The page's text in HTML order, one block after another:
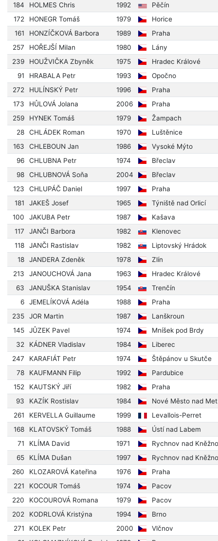
184
HOLMES Chris 1992
Pěčín
172
HONEGR Tomáš 1979
Horice
161
HONZÍČKOVÁ Barbora 1989
Praha
257
HOŘEJŠÍ Milan 1980
Lány
239
HOUŽVIČKA Zbyněk 1975
Hradec Králové
91
HRABALA Petr 1993
Opočno
272
HULÍNSKÝ Petr 1996
Praha
173
HŮLOVÁ Jolana 2006
Praha
259
HYNEK Tomáš 1979
Žampach
28
CHLÁDEK Roman 1970
Luštěnice
163
CHLEBOUN Jan 1986
Vysoké Mýto
96
CHLUBNA Petr 1974
Břeclav
98
CHLUBNOVÁ Soňa 2004
Břeclav
123
CHLUPÁČ Daniel 1997
Praha
181
JAKEŠ Josef 1965
Týniště nad Orlicí
100
JAKUBA Petr 1987
Kašava
117
JANČI Barbora 1982
Klenovec
118
JANČI Rastislav 1982
Liptovský Hrádok
18
JANDERA Zdeněk 1978
Zlín
213
JANOUCHOVÁ Jana 1963
Hradec Králové
63
JANUŠKA Stanislav 1954
Trenčín
6
JEMELÍKOVÁ Adéla 1988
Praha
235
JOR Martin 1987
Lanškroun
145
JŮZEK Pavel 1974
Mníšek pod Brdy
32
KÁDNER Vladislav 1984
Liberec
247
KARAFIÁT Petr 1974
Štěpánov u Skutče
78
KAUFMANN Filip 1992
Pardubice
152
KAUTSKÝ Jiří 1982
Praha
93
KAZÍK Rostislav 1984
Nové Město nad
261
KERVELLA Guillaume 1999
Levallois-Perret
168
KLATOVSKÝ Tomáš 1988
Ústí nad Labem
71
KLÍMA David 1971
Rychnov nad
65
KLÍMA Dušan 1997
Rychnov nad
260
KLOZAROVÁ Kateřina 1976
Praha
221
KOCOUR Tomáš 1974
Pacov
220
KOCOUROVÁ Romana 1979
Pacov
202
KODRLOVÁ Kristýna 1994
Brno
271
KOLEK Petr 2000
Vlčnov